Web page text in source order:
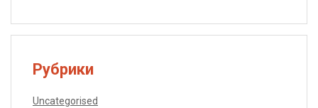
Рубрики
Uncategorised